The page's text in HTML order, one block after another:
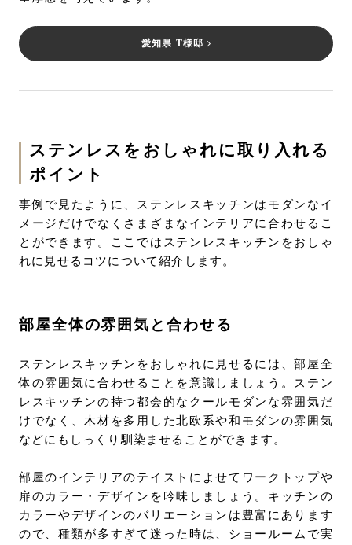
愛知県 T様邸
ステンレスをおしゃれに取り入れる
ポイント
事例で見たように、ステンレスキッチンはモダンなイ
メージだけでなくさまざまなインテリアに合わせるこ
とができます。ここではステンレスキッチンをおしゃ
れに見せるコツについて紹介します。
部屋全体の雰囲気と合わせる
ステンレスキッチンをおしゃれに見せるには、部屋全
体の雰囲気に合わせることを意識しましょう。ステン
レスキッチンの持つ都会的なクールモダンな雰囲気だ
けでなく、木材を多用した北欧系や和モダンの雰囲気
などにもしっくり馴染ませることができます。
部屋のインテリアのテイストによせてワークトップや
扉のカラー・デザインを吟味しましょう。キッチンの
カラーやデザインのバリエーションは豊富にあります
ので、種類が多すぎて迷った時は、ショールームで実